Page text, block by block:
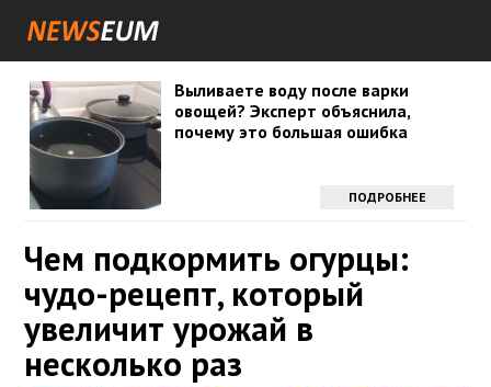
Выливаете воду после варки
овощей? Эксперт объяснила,
почему это большая ошибка
ПОДРОБНЕЕ
Чем подкормить огурцы:
чудо-рецепт, который
увеличит урожай в
несколько раз